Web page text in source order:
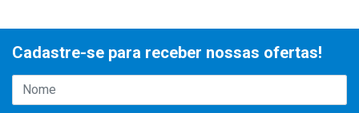
Cadastre-se para receber nossas ofertas!